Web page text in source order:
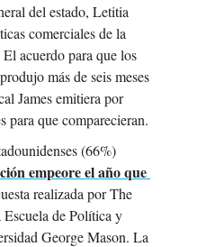
del estado, Letitia
comerciales de la
acuerdo para que los
más de seis meses
James emitiera por
para que comparecieran.
empeore el año que
realizada por The
de Política y
George Mason. La